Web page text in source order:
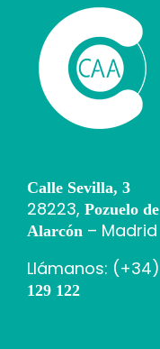
Calle Sevilla, 3
28223, Pozuelo de
Alarcón– Madrid
Llámanos: (+34)
129 122